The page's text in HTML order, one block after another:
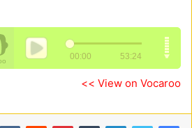
View on Vocaroo >>